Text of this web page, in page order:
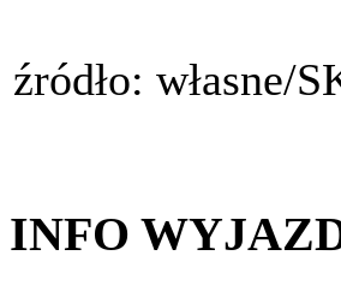
źródło: własne/
INFO